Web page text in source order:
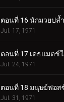
ตอนที่ 16 นักมวยปล้
Jul. 17, 1971
ตอนที่ 17 เดธแมตช์
Jul. 24, 1971
ตอนที่ 18 มนุษย์ฟอส
Jul. 31, 1971